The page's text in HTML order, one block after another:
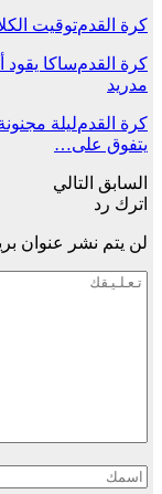
كرة القدمتوقيت
كرة القدمساكا يقود
مدريد
كرة القدمليلة
يتفوق على…
السابقالتالي
اترك رد
لن يتم نشر عنوان